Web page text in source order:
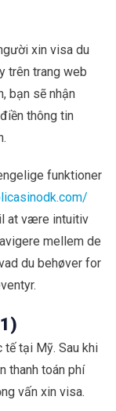
xin visa du
trên trang web
bạn sẽ nhận
thông tin
funktioner
at være intuitiv
mellem de
du behøver for
tế tại Mỹ. Sau khi
thanh toán phí
vấn xin visa.